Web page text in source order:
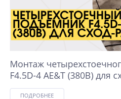
Монтаж
F4.5D-4 AE&T (380B) для
ПОДРОБНЕЕ